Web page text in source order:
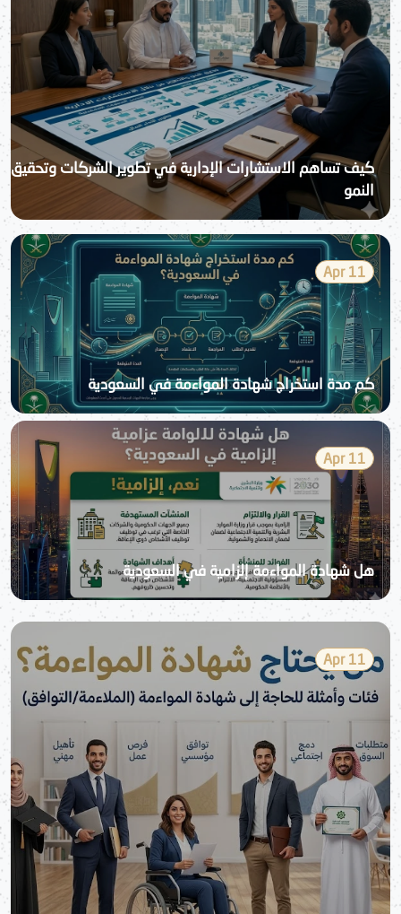
كيف تساهم الاستشارات الإدارية في تطوير الشركات وتحقيق
النمو
11 Apr
كم مدة استخراج شهادة المواءمة في السعودية
11 Apr
هل شهادة المواءمة إلزامية في السعودية
11 Apr